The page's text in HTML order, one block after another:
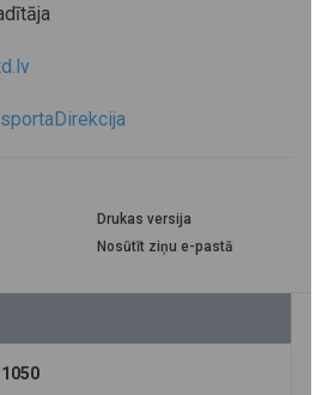
Drukas versija
Nosūtīt ziņu e-pastā